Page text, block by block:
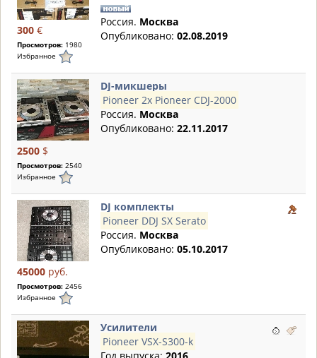
300 €
Просмотров: 1980
Избранное
Россия. Москва
Опубликовано: 02.08.2019
2500 $
Просмотров: 2540
Избранное
DJ-микшеры
Pioneer 2x Pioneer CDJ-2000
Россия. Москва
Опубликовано: 22.11.2017
45000 руб.
Просмотров: 2456
Избранное
DJ комплекты
Pioneer DDJ SX Serato
Россия. Москва
Опубликовано: 05.10.2017
Усилители
Pioneer VSX-S300-k